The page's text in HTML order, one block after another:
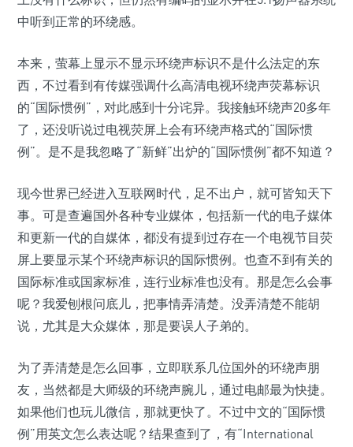
中听到正常的环绕感。
本来，萤幕上显示不显示环绕声标识不是什么法定的东
西，不过看到有传媒强调什么高清电视环绕声荧幕标识
的“国际惯例”，对此感到十分诧异。我接触环绕声20多年
了，还没听说过电视荧屏上会有环绕声格式的“国际惯
例”。是不是我忽略了“新鲜”出炉的“国际惯例”都不知道？
现今世界已经进入互联网时代，足不出户，就可皆知天下
事。可是查遍国外各种专业媒体，包括新一代的电子媒体
和更新一代的自媒体，都没有提到过存在一个电视节目荧
屏上要显示某个环绕声标识的国际惯例。也查不到有关的
国际标准或国家标准，连行业标准也没有。那是怎么会事
呢？我爱刨根问底儿，把事情弄清楚。没弄清楚不能胡
说，尤其是大众媒体，那是要误人子弟的。
为了弄清楚是怎么回事，立即联系几位国外的环绕声朋
友，当然都是大师级的环绕声腕儿，通过电邮最为快捷。
如果他们也玩儿微信，那就更快了。不过中文的“国际惯
例”用英文怎么表达呢？结果查到了，有“International